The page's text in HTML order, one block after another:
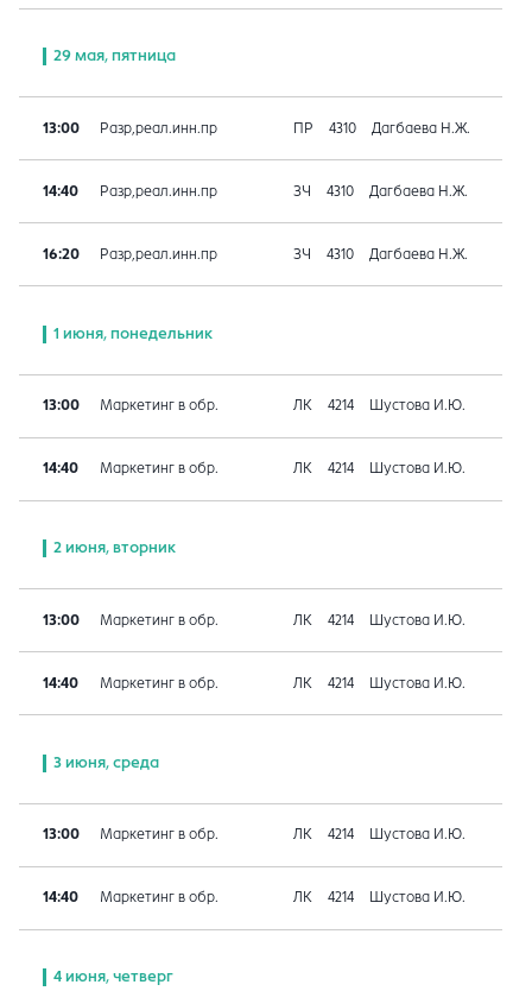
29 мая, пятница
13:00 Разр,реал.инн.пр ПР 4310 Дагбаева Н.Ж.
14:40 Разр,реал.инн.пр ЗЧ 4310 Дагбаева Н.Ж.
16:20 Разр,реал.инн.пр ЗЧ 4310 Дагбаева Н.Ж.
1 июня, понедельник
13:00 Маркетинг в обр. ЛК 4214 Шустова И.Ю.
14:40 Маркетинг в обр. ЛК 4214 Шустова И.Ю.
2 июня, вторник
13:00 Маркетинг в обр. ЛК 4214 Шустова И.Ю.
14:40 Маркетинг в обр. ЛК 4214 Шустова И.Ю.
3 июня, среда
13:00 Маркетинг в обр. ЛК 4214 Шустова И.Ю.
14:40 Маркетинг в обр. ЛК 4214 Шустова И.Ю.
4 июня, четверг